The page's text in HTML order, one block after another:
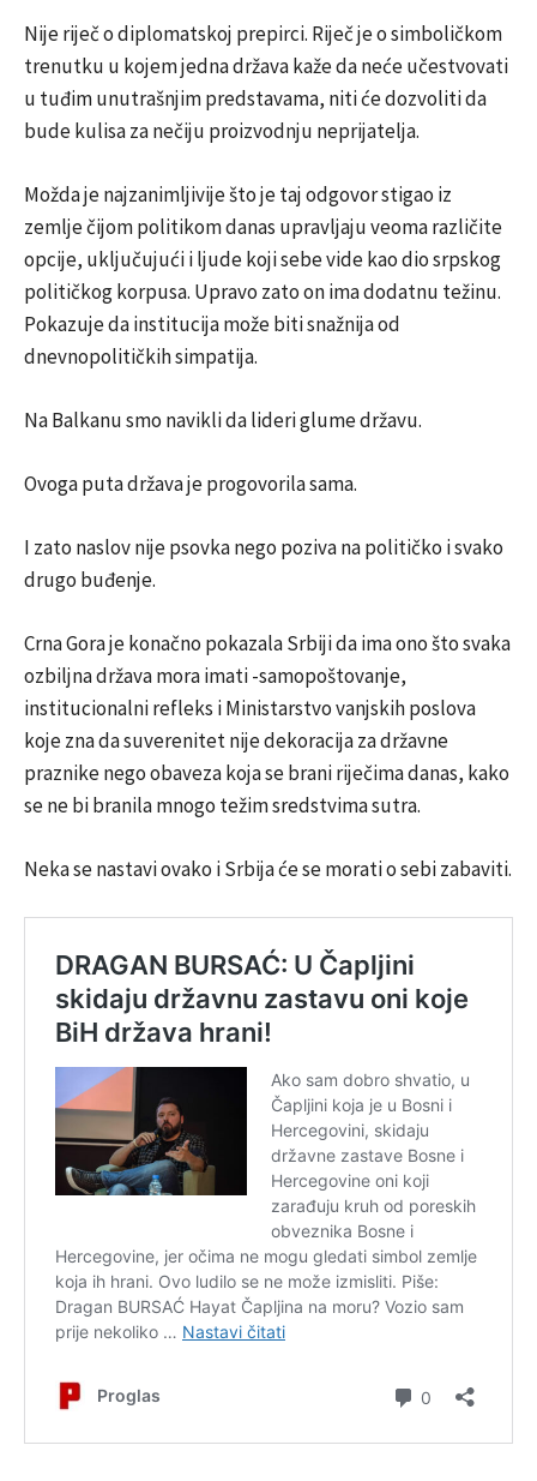
Nije riječ o diplomatskoj prepirci. Riječ je o simboličkom
trenutku u kojem jedna država kaže da neće učestvovati
u tuđim unutrašnjim predstavama, niti će dozvoliti da
bude kulisa za nečiju proizvodnju neprijatelja.
Možda je najzanimljivije što je taj odgovor stigao iz
zemlje čijom politikom danas upravljaju veoma različite
opcije, uključujući i ljude koji sebe vide kao dio srpskog
političkog korpusa. Upravo zato on ima dodatnu težinu.
Pokazuje da institucija može biti snažnija od
dnevnopolitičkih simpatija.
Na Balkanu smo navikli da lideri glume državu.
Ovoga puta država je progovorila sama.
I zato naslov nije psovka nego poziva na političko i svako
drugo buđenje.
Crna Gora je konačno pokazala Srbiji da ima ono što svaka
ozbiljna država mora imati -samopoštovanje,
institucionalni refleks i Ministarstvo vanjskih poslova
koje zna da suverenitet nije dekoracija za državne
praznike nego obaveza koja se brani riječima danas, kako
se ne bi branila mnogo težim sredstvima sutra.
Neka se nastavi ovako i Srbija će se morati o sebi zabaviti.